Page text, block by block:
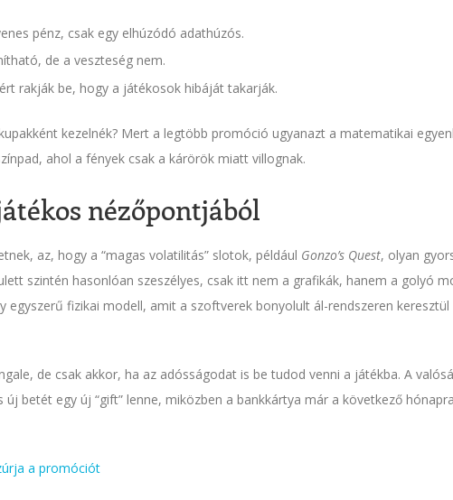
pénz, csak egy elhúzódó adathúzós.
de a veszteség nem.
rakják be, hogy a játékosok hibáját takarják.
kezelnék? Mert a legtöbb promóció ugyanazt a matematikai
ahol a fények csak a kárörök miatt villognak.
nézőpontjából
az, hogy a “magas volatilitás” slotok, például Gonzo’s Quest, olyan
szintén hasonlóan szeszélyes, csak itt nem a grafikák, hanem a golyó
egyszerű fizikai modell, amit a szoftverek bonyolult ál-rendszeren keresztül
de csak akkor, ha az adósságodat is be tudod venni a játékba. A
betét egy új “gift” lenne, miközben a bankkártya már a következő
a promóciót